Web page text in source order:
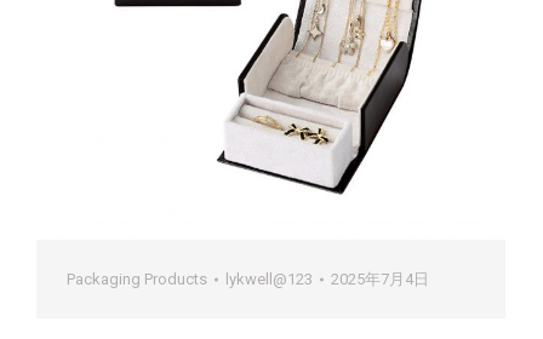
Packaging Products lykwell@123 2025年7月4日